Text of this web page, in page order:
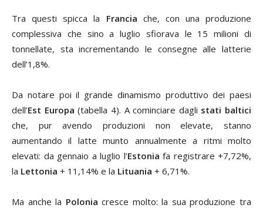
Tra questi spicca la Francia che, con una produzione
complessiva che sino a luglio sfiorava le 15 milioni di
tonnellate, sta incrementando le consegne alle latterie
dell’1,8%.
Da notare poi il grande dinamismo produttivo dei paesi
dell’Est Europa(tabella 4). A cominciare dagli stati baltici
che, pur avendo produzioni non elevate, stanno
aumentando il latte munto annualmente a ritmi molto
elevati: da gennaio a luglio l’Estonia fa registrare +7,72%,
la Lettonia + 11,14% e la Lituania + 6,71%.
Ma anche la Polonia cresce molto: la sua produzione tra